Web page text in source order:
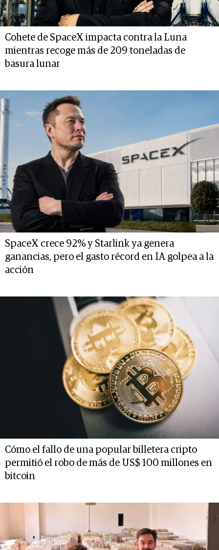
Cohete de SpaceX impacta contra la Luna
mientras recoge más de 209 toneladas de
basura lunar
SpaceX crece 92% y Starlink ya genera
ganancias, pero el gasto récord en IA golpea a la
acción
Cómo el fallo de una popular billetera cripto
permitió el robo de más de US$ 100 millones en
bitcoin